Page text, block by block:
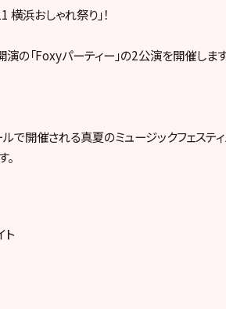
浜おしゃれ祭り」！
の「Foxyパーティー」の2公演を開催します
で開催される真夏のミュージックフェステ